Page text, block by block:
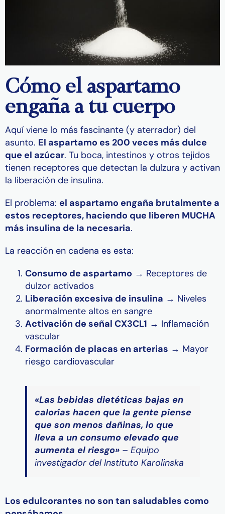
Cómo el aspartamo
engaña a tu cuerpo
Aquí viene lo más fascinante (y aterrador) del
asunto. El aspartamo es 200 veces más dulce
que el azúcar. Tu boca, intestinos y otros tejidos
tienen receptores que detectan la dulzura y activan
la liberación de insulina.
El problema: el aspartamo engaña brutalmente a
estos receptores, haciendo que liberen MUCHA
más insulina de la necesaria.
La reacción en cadena es esta:
Consumo de aspartamo → Receptores de
dulzor activados
Liberación excesiva de insulina → Niveles
anormalmente altos en sangre
Activación de señal CX3CL1 → Inflamación
vascular
Formación de placas en arterias → Mayor
riesgo cardiovascular
«Las bebidas dietéticas bajas en
calorías hacen que la gente piense
que son menos dañinas, lo que
lleva a un consumo elevado que
aumenta el riesgo» – Equipo
investigador del Instituto Karolinska
Los edulcorantes no son tan saludables como